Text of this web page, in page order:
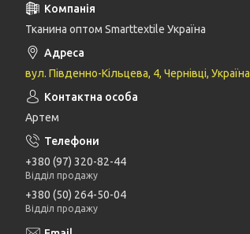
Тканина оптом Smarttextile Україна
вул. Південно-Кільцева, 4, Чернівці, Україна
Артем
+380 (97) 320-82-44
Відділ продажу
+380 (50) 264-50-04
Відділ продажу